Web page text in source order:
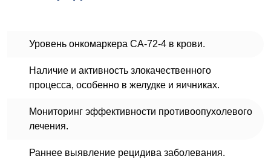
Уровень онкомаркера СА-72-4 в крови.
Наличие и активность злокачественного
процесса, особенно в желудке и яичниках.
Мониторинг эффективности противоопухолевого
лечения.
Раннее выявление рецидива заболевания.